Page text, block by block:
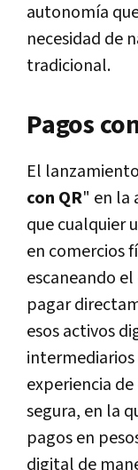
autonomía
necesidad de
tradicional.
Pagos
El
con QR" en la
que cualquier
en comercios
escaneando
pagar
esos activos
intermediarios
experiencia
segura, en la
pagos en
digital de